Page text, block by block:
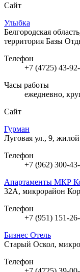
Сайт
Улыбка
Белгородская
территория Базы
Телефон
+7 (4725) 43-
Часы работы
ежедневно,
Сайт
Гурман
Луговая ул., 9,
Телефон
+7 (962) 300-
Апартаменты МКР
32А, микрорайон
Телефон
+7 (951) 151-
Бизнес Отель
Старый Оскол,
Телефон